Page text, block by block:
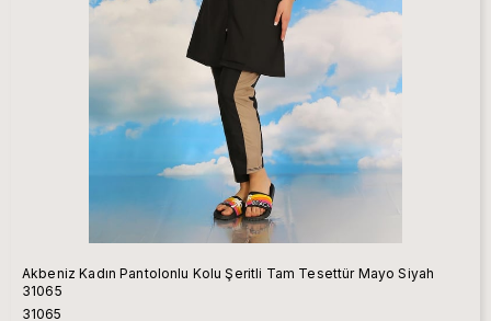
Akbeniz Kadın Pantolonlu Kolu Şeritli Tam Tesettür Mayo Siyah
31065
31065